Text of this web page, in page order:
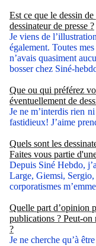
Est ce que le dessin
dessinateur de presse ?
Je viens de
également. Toutes
n’avais quasiment
bosser chez Siné-
Que ou qui préférez
éventuellement de
Je ne m’interdis rien
fastidieux! J’aime
Quels sont les
Faites vous partie
Depuis Siné Hebdo,
Large, Giemsi,
corporatismes
Quelle part d’opinion
publications ? Peut-on
?
Je ne cherche qu’à